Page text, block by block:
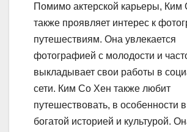
Помимо актерской карьеры, Ким
также проявляет интерес к
путешествиям. Она увлекается
фотографией с молодости и
выкладывает свои работы в
сети. Ким Со Хен также любит
путешествовать, в особенности
богатой историей и культурой.